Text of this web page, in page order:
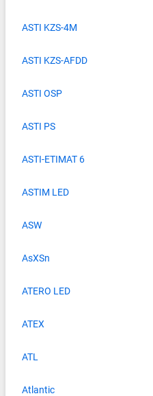
ASTI KZS-4M
ASTI KZS-AFDD
ASTI OSP
ASTI PS
ASTI-ETIMAT 6
ASTIM LED
ASW
AsXSn
ATERO LED
ATEX
ATL
Atlantic